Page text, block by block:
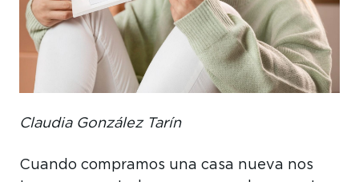
Claudia González Tarín
Cuando compramos una casa nueva nos